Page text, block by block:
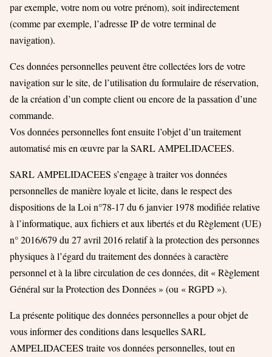
par exemple, votre nom ou votre prénom), soit indirectement
(comme par exemple, l’adresse IP de votre terminal de
navigation).
Ces données personnelles peuvent être collectées lors de votre
navigation sur le site, de l’utilisation du formulaire de réservation,
de la création d’un compte client ou encore de la passation d’une
commande.
Vos données personnelles font ensuite l’objet d’un traitement
automatisé mis en œuvre par la SARL AMPELIDACEES.
SARL AMPELIDACEES s’engage à traiter vos données
personnelles de manière loyale et licite, dans le respect des
dispositions de la Loi n°78-17 du 6 janvier 1978 modifiée relative
à l’informatique, aux fichiers et aux libertés et du Règlement (UE)
n° 2016/679 du 27 avril 2016 relatif à la protection des personnes
physiques à l’égard du traitement des données à caractère
personnel et à la libre circulation de ces données, dit « Règlement
Général sur la Protection des Données » (ou « RGPD »).
La présente politique des données personnelles a pour objet de
vous informer des conditions dans lesquelles SARL
AMPELIDACEES traite vos données personnelles, tout en